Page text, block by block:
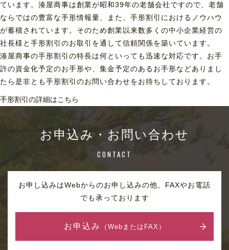
ています。湊屋商事は創業が昭和39年の老舗会社ですので、老舗
ならではの豊富な手形情報量、また、手形割引におけるノウハウ
が蓄積されています。そのため創業以来数多くの中小企業経営の
社長様と手形割引のお取引を通して信頼関係を築いています。
湊屋商事の手形割引の特長は何といっても迅速な対応です。お手
許の資金化予定のお手形や、集金予定のあるお手形などありまし
たら是非とも手形割引のお問い合わせをお待ちしております。
手形割引の詳細はこちら
お申込み・お問い合わせ
CONTACT
お申し込みはWebからのお申し込みの他、FAXやお電話
でも承っております
お申込み （WebまたはFAX）